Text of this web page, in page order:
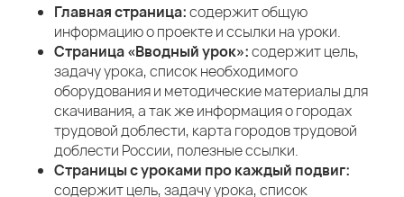
Главная страница:содержит общую
информацию о проекте и ссылки на уроки.
Страница «Вводный урок»:содержит цель,
задачу урока, список необходимого
оборудования и методические материалы для
скачивания, а так же информация о городах
трудовой доблести, карта городов трудовой
доблести России, полезные ссылки.
Страницы с уроками про каждый подвиг:
содержит цель, задачу урока, список